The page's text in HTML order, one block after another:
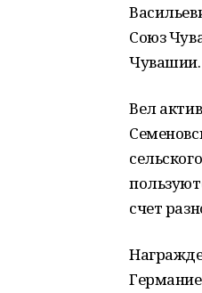
Союз
Чувашии.
Вел
счет